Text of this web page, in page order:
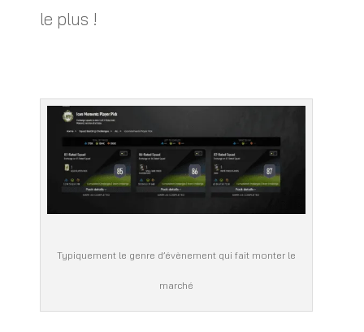
le plus !
Typiquement le genre d’évènement qui fait monter le
marché